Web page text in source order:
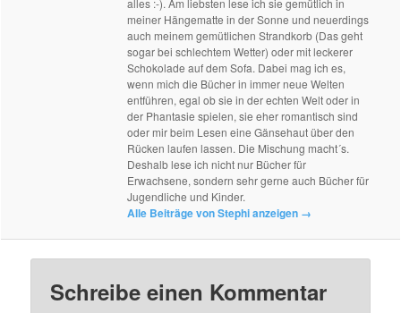
alles :-). Am liebsten lese ich sie gemütlich in
meiner Hängematte in der Sonne und neuerdings
auch meinem gemütlichen Strandkorb (Das geht
sogar bei schlechtem Wetter) oder mit leckerer
Schokolade auf dem Sofa. Dabei mag ich es,
wenn mich die Bücher in immer neue Welten
entführen, egal ob sie in der echten Welt oder in
der Phantasie spielen, sie eher romantisch sind
oder mir beim Lesen eine Gänsehaut über den
Rücken laufen lassen. Die Mischung macht´s.
Deshalb lese ich nicht nur Bücher für
Erwachsene, sondern sehr gerne auch Bücher für
Jugendliche und Kinder.
Alle Beiträge von Stephi anzeigen →
Schreibe einen Kommentar